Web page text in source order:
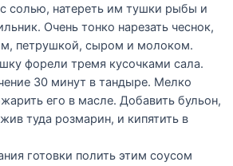
солью, натереть им тушки рыбы и
Очень тонко нарезать чеснок,
петрушкой, сыром и молоком.
форели тремя кусочками сала.
30 минут в тандыре. Мелко
его в масле. Добавить бульон,
туда розмарин, и кипятить в
готовки полить этим соусом